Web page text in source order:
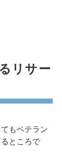
リサー
もベテラン
ところで